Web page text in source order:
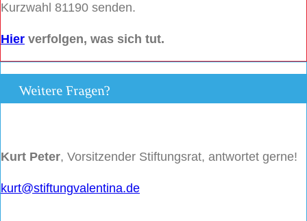
Kurzwahl 81190 senden.
Hier verfolgen, was sich tut.
Weitere Fragen?
Kurt Peter, Vorsitzender Stiftungsrat, antwortet gerne!
kurt@stiftungvalentina.de